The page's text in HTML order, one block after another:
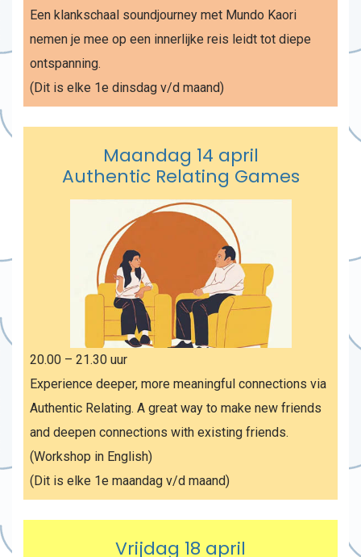
Een klankschaal soundjourney met Mundo Kaori
nemen je mee op een innerlijke reis leidt tot diepe
ontspanning.
(Dit is elke 1e dinsdag v/d maand)
Maandag 14 april
Authentic Relating Games
20.00 – 21.30 uur
Experience deeper, more meaningful connections via
Authentic Relating. A great way to make new friends
and deepen connections with existing friends.
(Workshop in English)
(Dit is elke 1e maandag v/d maand)
Vrijdag 18 april